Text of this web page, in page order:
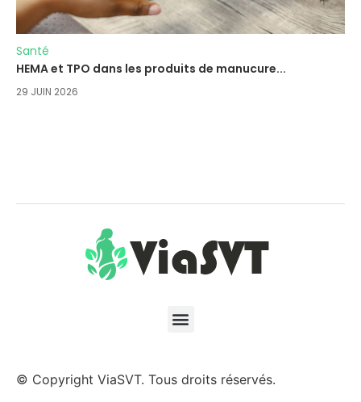
Santé
HEMA et TPO dans les produits de manucure...
29 JUIN 2026
© Copyright ViaSVT. Tous droits réservés.